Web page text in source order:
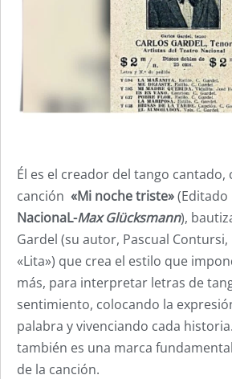
Él es el creador del tango cantado,
canción «Mi noche triste»
NacionaL-Max Glücksmann),
Gardel (su autor, Pascual
«Lita») que crea el estilo que
más, para interpretar letras de
sentimiento, colocando la
palabra y vivenciando cada
también es una marca
de la canción.